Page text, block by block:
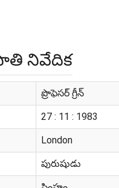
నివేదిక
ప్రొఫెసర్ గ్రీన్
27 : 11 : 1983
London
పురుషుడు